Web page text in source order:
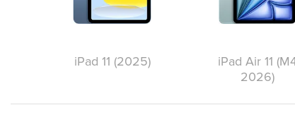
iPad 11 (2025)
iPad Air 11
2026)